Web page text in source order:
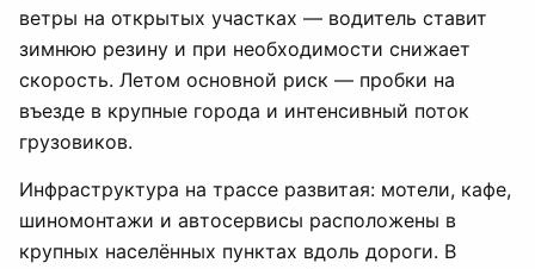
ветры на открытых участках — водитель ставит
зимнюю резину и при необходимости снижает
скорость. Летом основной риск — пробки на
въезде в крупные города и интенсивный поток
грузовиков.
Инфраструктура на трассе развитая: мотели, кафе,
шиномонтажи и автосервисы расположены в
крупных населённых пунктах вдоль дороги. В